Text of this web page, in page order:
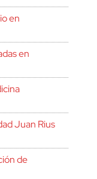
en
en
Juan Rius
de